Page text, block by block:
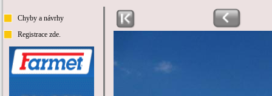
Chyby a návrhy
Registrace zde.